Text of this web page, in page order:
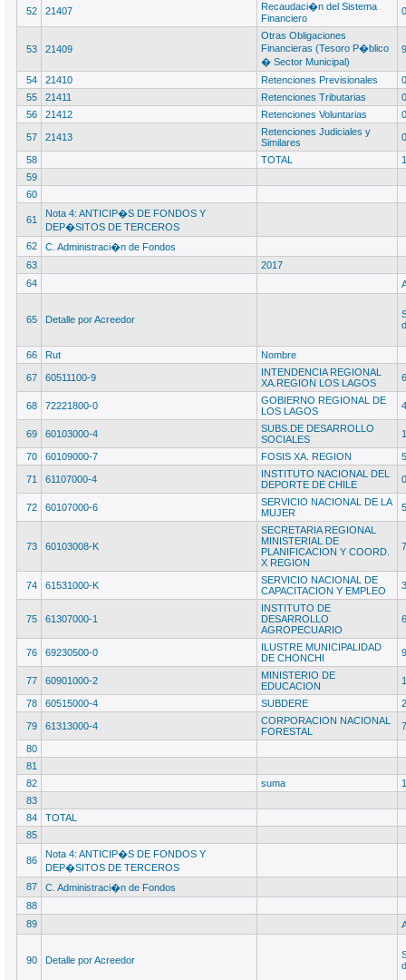
52 21407
Recaudaci�n del Sistema
Financiero
0
53 21409
Otras Obligaciones
Financieras (Tesoro P�blico
� Sector Municipal)
54 21410 Retenciones Previsionales
0
55
21411 Retenciones Tributarias
0
56
21412 Retenciones Voluntarias 0
57 21413
Retenciones Judiciales y
Similares
0
58 TOTAL
59
60
61
Nota 4: ANTICIP�S DE FONDOS Y
DEP�SITOS DE TERCEROS
62
C. Administraci�n de Fondos
63
2017
64
65 Detalle por Acreedor
66 Rut Nombre
67 60511100-9
INTENDENCIA REGIONAL
XA.REGION LOS LAGOS
68 72221800-0
GOBIERNO REGIONAL DE
LOS LAGOS
69 60103000-4
SUBS.DE DESARROLLO
SOCIALES
70 60109000-7 FOSIS XA. REGION
71 61107000-4
INSTITUTO NACIONAL DEL
DEPORTE DE CHILE
0
72 60107000-6
SERVICIO NACIONAL DE LA
MUJER
73 60103008-K
SECRETARIA REGIONAL
MINISTERIAL DE
PLANIFICACION Y COORD.
X REGION
74 61531000-K
SERVICIO NACIONAL DE
CAPACITACION Y EMPLEO
75 61307000-1
INSTITUTO DE
DESARROLLO
AGROPECUARIO
76 69230500-0
ILUSTRE MUNICIPALIDAD
DE CHONCHI
77 60901000-2
MINISTERIO DE
EDUCACION
78 60515000-4 SUBDERE
79 61313000-4
CORPORACION NACIONAL
FORESTAL
7
80
81
82
suma
83
84
TOTAL
85
86
Nota 4: ANTICIP�S DE FONDOS Y
DEP�SITOS DE TERCEROS
87
C. Administraci�n de Fondos
88
89
90 Detalle por Acreedor